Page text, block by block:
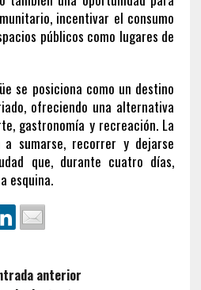
incentivar el consumo
públicos como lugares de
se posiciona como un destino
ofreciendo una alternativa
gastronomía y recreación. La
sumarse, recorrer y dejarse
que, durante cuatro días,
esquina.
anterior